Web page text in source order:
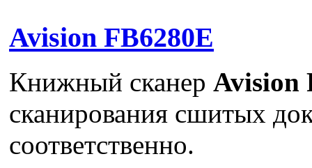
Avision FB6280E
Книжный сканер Avision
сканирования сшитых
соответственно.